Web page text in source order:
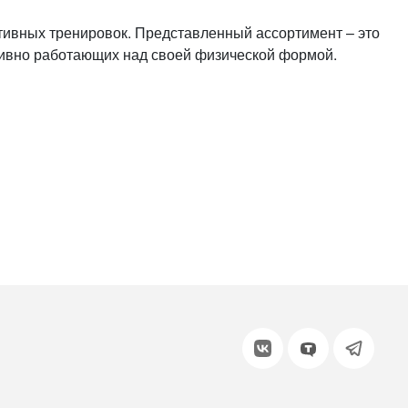
тренировок. Представленный ассортимент – это
работающих над своей физической формой.